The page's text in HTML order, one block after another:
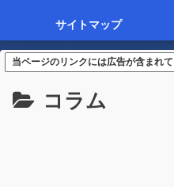
サイトマップ
当ページのリンクには広告が含まれて
コラム